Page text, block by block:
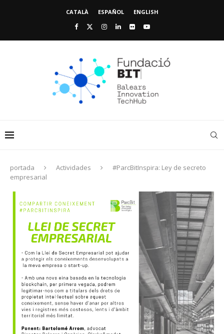
CATALÀ ESPAÑOL ENGLISH
portada Actividades
#ParcBitInspira: Ley de secreto
empresarial